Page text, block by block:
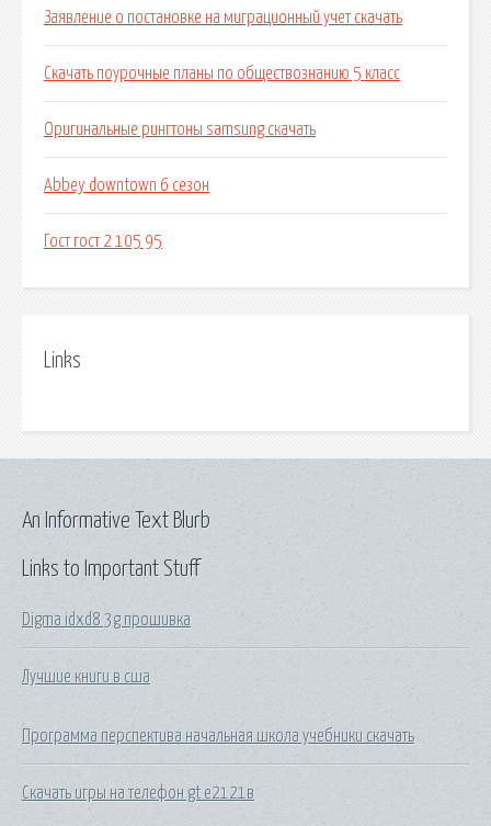
Заявление о постановке на миграционный учет скачать
Скачать поурочные планы по обществознанию 5 класс
Оригинальные рингтоны samsung скачать
Abbey downtown 6 сезон
Гост гост 2 105 95
Links
Links to Important Stuff
Digma idxd8 3g прошивка
Лучшие книги в сша
Программа перспектива начальная школа учебники скачать
Скачать игры на телефон gt е2121в
An Informative Text Blurb